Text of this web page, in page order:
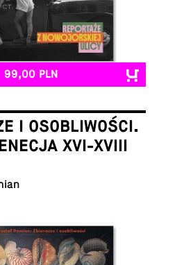
99,00 PLN
I OSOBLIWOŚCI.
XVI-XVIII